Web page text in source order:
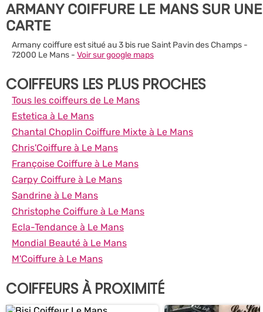
ARMANY COIFFURE LE MANS SUR UNE
CARTE
Armany coiffure est situé au 3 bis rue Saint Pavin des Champs -
72000 Le Mans - Voir sur google maps
COIFFEURS LES PLUS PROCHES
Tous les coiffeurs de Le Mans
Estetica à Le Mans
Chantal Choplin Coiffure Mixte à Le Mans
Chris'Coiffure à Le Mans
Françoise Coiffure à Le Mans
Carpy Coiffure à Le Mans
Sandrine à Le Mans
Christophe Coiffure à Le Mans
Ecla-Tendance à Le Mans
Mondial Beauté à Le Mans
M'Coiffure à Le Mans
COIFFEURS À PROXIMITÉ